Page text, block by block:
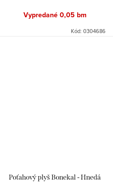
Vypredané0,05 bm
Kód: 0304686
Poťahový plyš Bonekal - Hnedá